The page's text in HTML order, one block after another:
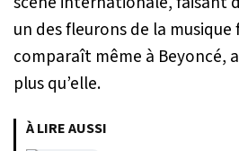
un des fleurons de la musique
comparaît même à Beyoncé,
plus qu’elle.
À LIRE AUSSI